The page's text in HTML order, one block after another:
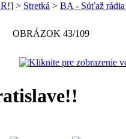
> Stretká > BA - Súťaž
OBRÁZOK 43/109